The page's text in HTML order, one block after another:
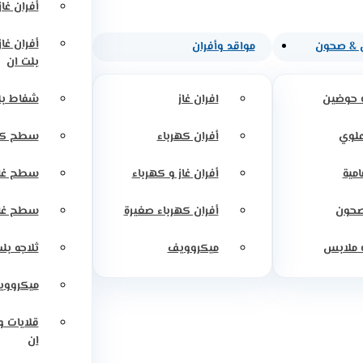
& صحون
حوضين
ملابس
مواقد وأفران
افران غاز
أفران كهرباء
أفران غاز و كهرباء
أفران كهرباء صغيرة
ميكروويف
أفران
أفران
بلت ان
شفاط
سطح
سطح
سطح
ثلاجه
ان